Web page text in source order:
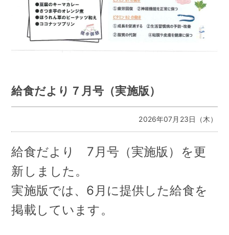
給食だより７月号（実施版）
2026年07月23日（木）
給食だより 7月号（実施版）を更
新しました。
実施版では、6月に提供した給食を
掲載しています。